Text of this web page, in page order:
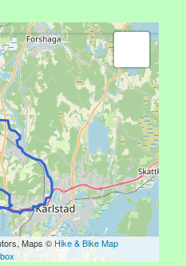
Maps ©Hike & Bike Map